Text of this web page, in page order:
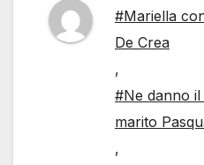
#Mariella
De Crea
,
#Ne danno
marito
,